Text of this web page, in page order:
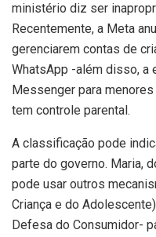
ministério diz ser
Recentemente, a Meta
gerenciarem contas de
WhatsApp -além disso, a
Messenger para
tem controle parental.
A classificação pode
parte do governo. Maria,
pode usar outros
Criança e do
Defesa do Consumidor-